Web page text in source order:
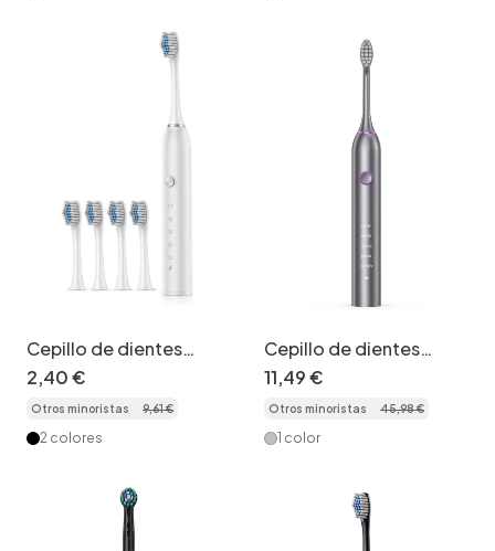
Cepillo de dientes
eléctrico sónico de alta
frecuencia IHEALTHY, 5
modos, 8 cabezales,
estuche.
2,40€
Otros minoristas 9,61€
2 colores
Cepillo de dientes
eléctrico sónico de
limpieza profunda, 5
modos, cerdas Dupont,
40000
11,49€
Otros minoristas 45,98€
1 color